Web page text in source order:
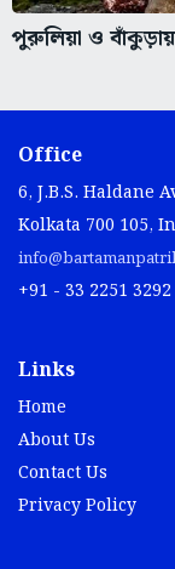
পুরুলিয়া ও বাঁকুড়ায়
Office
6, J.B.S. Haldane
Kolkata 700 105,
+91 - 33 2251
Links
Home
About Us
Contact Us
Privacy Policy